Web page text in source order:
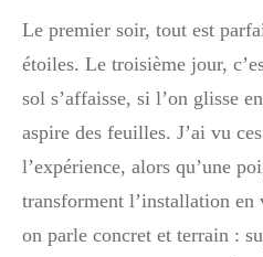
Le premier soir, tout est
étoiles. Le troisième jour,
sol s’affaisse, si l’on glisse
aspire des feuilles. J’ai vu
l’expérience, alors qu’une
transforment l’installation
on parle concret et terrain :